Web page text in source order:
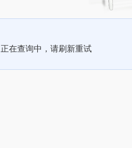
正在查询中，请刷新重试